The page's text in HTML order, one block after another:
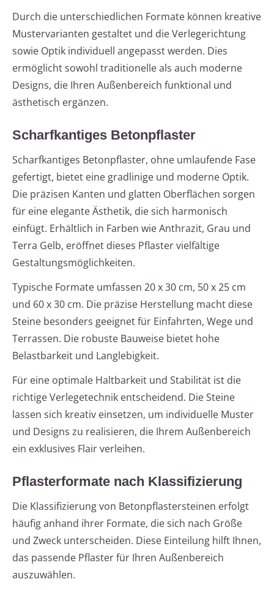
Durch die unterschiedlichen Formate können kreative
Mustervarianten gestaltet und die Verlegerichtung
sowie Optik individuell angepasst werden. Dies
ermöglicht sowohl traditionelle als auch moderne
Designs, die Ihren Außenbereich funktional und
ästhetisch ergänzen.
Scharfkantiges Betonpflaster
Scharfkantiges Betonpflaster, ohne umlaufende Fase
gefertigt, bietet eine gradlinige und moderne Optik.
Die präzisen Kanten und glatten Oberflächen sorgen
für eine elegante Ästhetik, die sich harmonisch
einfügt. Erhältlich in Farben wie Anthrazit, Grau und
Terra Gelb, eröffnet dieses Pflaster vielfältige
Gestaltungsmöglichkeiten.
Typische Formate umfassen 20 x 30 cm, 50 x 25 cm
und 60 x 30 cm. Die präzise Herstellung macht diese
Steine besonders geeignet für Einfahrten, Wege und
Terrassen. Die robuste Bauweise bietet hohe
Belastbarkeit und Langlebigkeit.
Für eine optimale Haltbarkeit und Stabilität ist die
richtige Verlegetechnik entscheidend. Die Steine
lassen sich kreativ einsetzen, um individuelle Muster
und Designs zu realisieren, die Ihrem Außenbereich
ein exklusives Flair verleihen.
Pflasterformate nach Klassifizierung
Die Klassifizierung von Betonpflastersteinen erfolgt
häufig anhand ihrer Formate, die sich nach Größe
und Zweck unterscheiden. Diese Einteilung hilft Ihnen,
das passende Pflaster für Ihren Außenbereich
auszuwählen.